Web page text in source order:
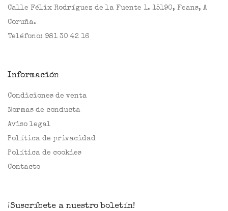
Calle Félix Rodríguez de la Fuente 1. 15190, Feans, A
Coruña.
Teléfono: 981 30 42 16
Información
Condiciones de venta
Normas de conducta
Aviso legal
Política de privacidad
Política de cookies
Contacto
¡Suscríbete a nuestro boletín!